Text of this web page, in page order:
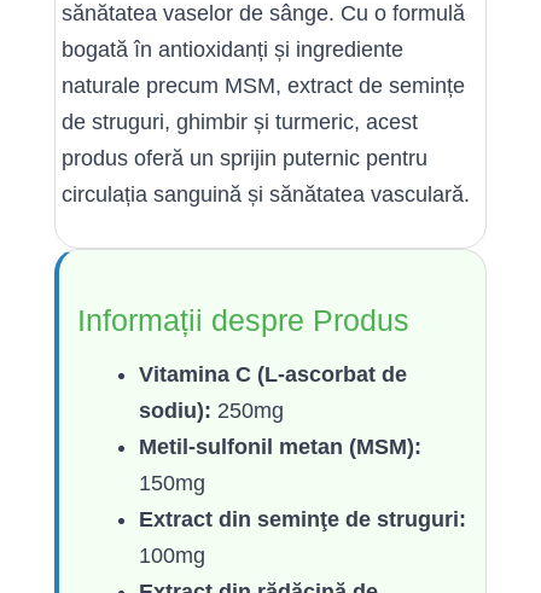
sănătatea vaselor de sânge. Cu o formulă
bogată în antioxidanți și ingrediente
naturale precum MSM, extract de semințe
de struguri, ghimbir și turmeric, acest
produs oferă un sprijin puternic pentru
circulația sanguină și sănătatea vasculară.
Informații despre Produs
Vitamina C (L-ascorbat de
sodiu): 250mg
Metil-sulfonil metan (MSM):
150mg
Extract din seminţe de struguri:
100mg